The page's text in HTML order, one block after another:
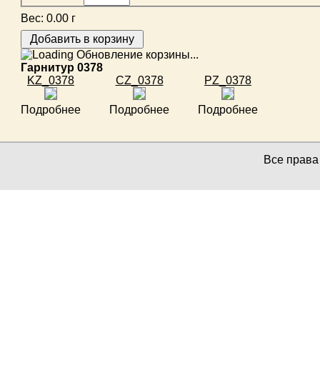
Вес: 0.00 г
Обновление корзины...
Гарнитур 0378
KZ_0378
Подробнее
CZ_0378
Подробнее
PZ_0378
Подробнее
Все